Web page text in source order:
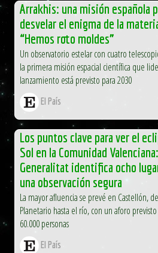
Arrakhis: una misión española
desvelar el enigma de la
“Hemos roto moldes”
Un observatorio estelar con cuatro
la primera misión espacial científica que
lanzamiento está previsto para 2030
El País
Los puntos clave para ver el
Sol en la Comunidad
Generalitat identifica ocho
una observación segura
La mayor afluencia se prevé en Castellón,
Planetario hasta el río, con un aforo
60.000 personas
El País